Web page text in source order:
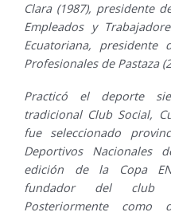
Clara (1987), presidente
Empleados y
Ecuatoriana, presidente
Profesionales de Pastaza
Practicó el deporte
tradicional Club Social,
fue seleccionado
Deportivos Nacionales
edición de la Copa
fundador del club
Posteriormente